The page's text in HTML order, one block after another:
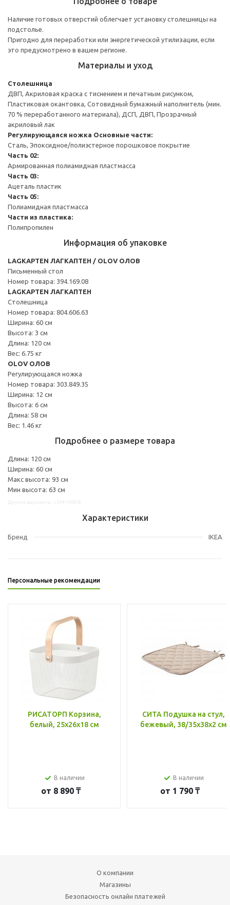
Наличие готовых отверстий облегчает установку столешницы на
подстолье.
Пригодно для переработки или энергетической утилизации, если
это предусмотрено в вашем регионе.
Материалы и уход
Столешница
ДВП, Акриловая краска с тиснением и печатным рисунком,
Пластиковая окантовка, Сотовидный бумажный наполнитель (мин.
70 % переработанного материала), ДСП, ДВП, Прозрачный
акриловый лак
Регулирующаяся ножка Основные части:
Сталь, Эпоксидное/полиэстерное порошковое покрытие
Часть 02:
Армированная полиамидная пластмасса
Часть 03:
Ацеталь пластик
Часть 05:
Полиамидная пластмасса
Части из пластика:
Полипропилен
Информация об упаковке
LAGKAPTEN ЛАГКАПТЕН / OLOV ОЛОВ
Письменный стол
Номер товара: 394.169.08
LAGKAPTEN ЛАГКАПТЕН
Столешница
Номер товара: 804.606.63
Ширина: 60 см
Высота: 3 см
Длина: 120 см
Вес: 6.75 кг
OLOV ОЛОВ
Регулирующаяся ножка
Номер товара: 303.849.35
Ширина: 12 см
Высота: 6 см
Длина: 58 см
Вес: 1.46 кг
Подробнее о размере товара
Длина: 120 см
Ширина: 60 см
Макс высота: 93 см
Мин высота: 63 см
Характеристики
Бренд IKEA
Персональные рекомендации
РИСАТОРП Корзина,
белый, 25x26x18 см
В наличии
от 8 890 ₸
СИТА Подушка на стул,
бежевый, 38/35x38x2 см
В наличии
от 1 790 ₸
О компании
Магазины
Безопасность онлайн платежей